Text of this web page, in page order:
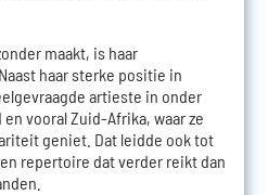
maakt, is haar
haar sterke positie in
artieste in onder
vooral Zuid-Afrika, waar ze
geniet. Dat leidde ook tot
repertoire dat verder reikt dan